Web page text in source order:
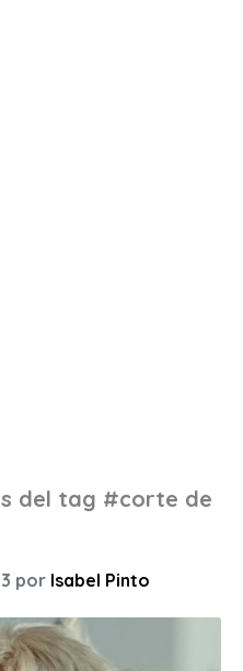
del tag #corte de
por Isabel Pinto